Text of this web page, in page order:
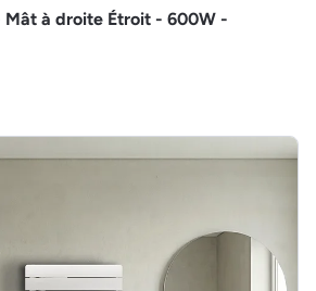
Mât à droite Étroit - 600W -